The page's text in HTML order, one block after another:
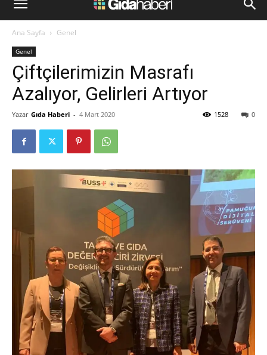
Ana Sayfa Genel
Genel
Çiftçilerimizin Masrafı
Azalıyor, Gelirleri Artıyor
Yazar Gıda Haberi - 4 Mart 2020 0
1528